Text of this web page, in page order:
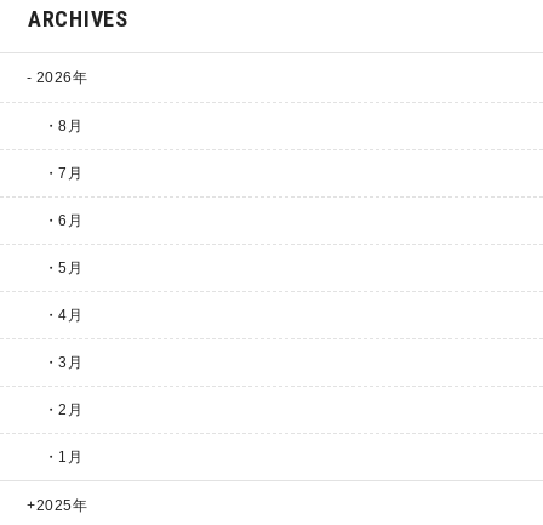
ARCHIVES
2026年
・8月
・7月
・6月
・5月
・4月
・3月
・2月
・1月
2025年